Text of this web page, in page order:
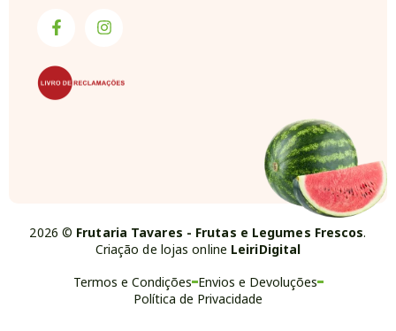
2026 © Frutaria Tavares - Frutas e Legumes Frescos.
Criação de lojas online LeiriDigital
Termos e Condições Envios e Devoluções
Política de Privacidade